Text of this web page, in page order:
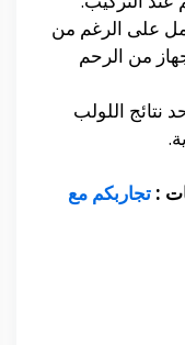
على الرغم من
من الرحم
نتائج اللولب
: تجاربكم مع